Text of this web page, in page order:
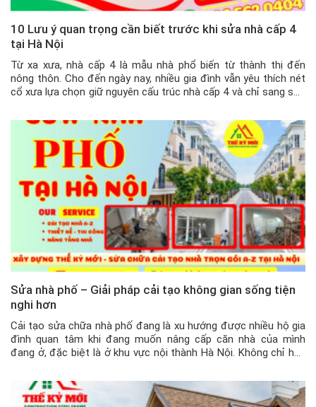
10 Lưu ý quan trọng cần biết trước khi sửa nhà cấp 4
tại Hà Nội
Từ xa xưa, nhà cấp 4 là mẫu nhà phổ biến từ thành thị đến
nông thôn. Cho đến ngày nay, nhiều gia đình vẫn yêu thích nét
cổ xưa lựa chọn giữ nguyên cấu trúc nhà cấp 4 và chỉ sang sửa
Sửa nhà phố – Giải pháp cải tạo không gian sống tiện
nghi hơn
Cải tạo sửa chữa nhà phố đang là xu hướng được nhiều hộ gia
đình quan tâm khi đang muốn nâng cấp căn nhà của mình
đang ở, đặc biệt là ở khu vực nội thành Hà Nội. Không chỉ hạn
gian […]